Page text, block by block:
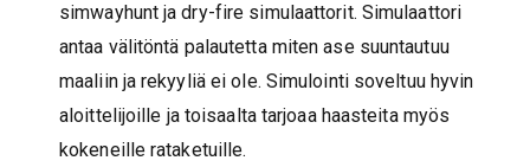
simwayhunt ja dry-fire simulaattorit. Simulaattori
antaa välitöntä palautetta miten ase suuntautuu
maaliin ja rekyyliä ei ole. Simulointi soveltuu hyvin
aloittelijoille ja toisaalta tarjoaa haasteita myös
kokeneille rataketuille.